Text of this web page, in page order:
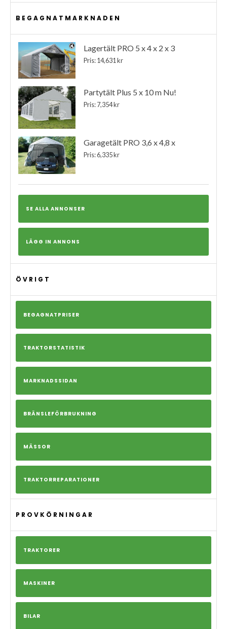
BEGAGNATMARKNADEN
Lagertält PRO 5 x 4 x 2 x 3
Pris: 14,631 kr
Partytält Plus 5 x 10 m Nu!
Pris: 7,354 kr
Garagetält PRO 3,6 x 4,8 x
Pris: 6,335 kr
SE ALLA ANNONSER
LÄGG IN ANNONS
ÖVRIGT
BEGAGNATPRISER
TRAKTORSTATISTIK
MARKNADSSIDAN
BRÄNSLEFÖRBRUKNING
MÄSSOR
TRAKTORREPARATIONER
PROVKÖRNINGAR
TRAKTORER
MASKINER
BILAR